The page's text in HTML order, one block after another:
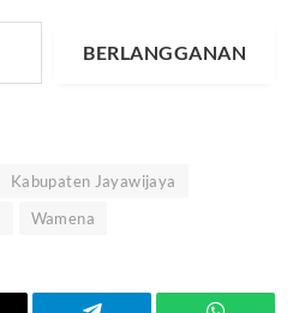
BERLANGGANAN
Kabupaten Jayawijaya
Wamena